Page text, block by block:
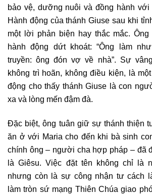
bảo vệ, dưỡng nuôi và đồng hành
Hành động của thánh Giuse sau khi
một lời phản biện hay thắc mắc.
hành động dứt khoát: “Ông làm
truyền: ông đón vợ về nhà”. Sự
không trì hoãn, không điều kiện, là
động cho thấy thánh Giuse là con
xa và lòng mến đậm đà.
Đặc biệt, ông tuân giữ sự thánh thiện
ăn ở với Maria cho đến khi bà sinh
chính ông – người cha hợp pháp – đã
là Giêsu. Việc đặt tên không chỉ là
nhưng còn là sự công nhận tư cách
làm tròn sứ mạng Thiên Chúa giao